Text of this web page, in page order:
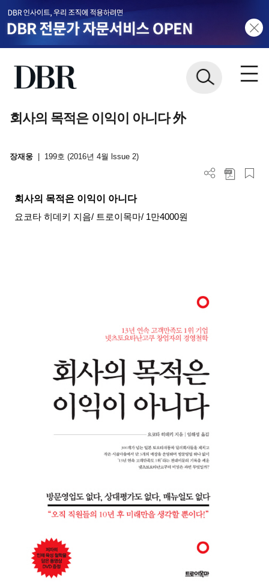
회사의 목적은 이익이 아니다 外
장재웅 199호 (2016년 4월 lssue 2)
회사의 목적은 이익이 아니다
요코타 히데키 지음/ 트로이목마/ 1만4000원